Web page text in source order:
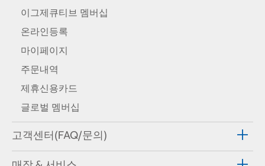
이그제큐티브 멤버십
온라인등록
마이페이지
주문내역
제휴신용카드
글로벌 멤버십
고객센터(FAQ/문의)